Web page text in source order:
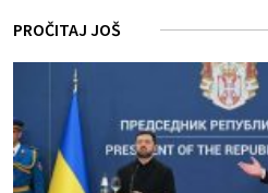
PROČITAJ JOŠ